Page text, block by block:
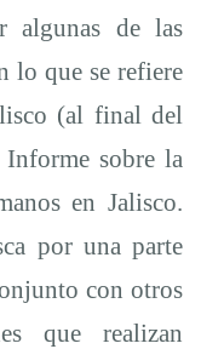
algunas de las
lo que se refiere
(al final del
sobre la
en Jalisco.
por una parte
con otros
que realizan